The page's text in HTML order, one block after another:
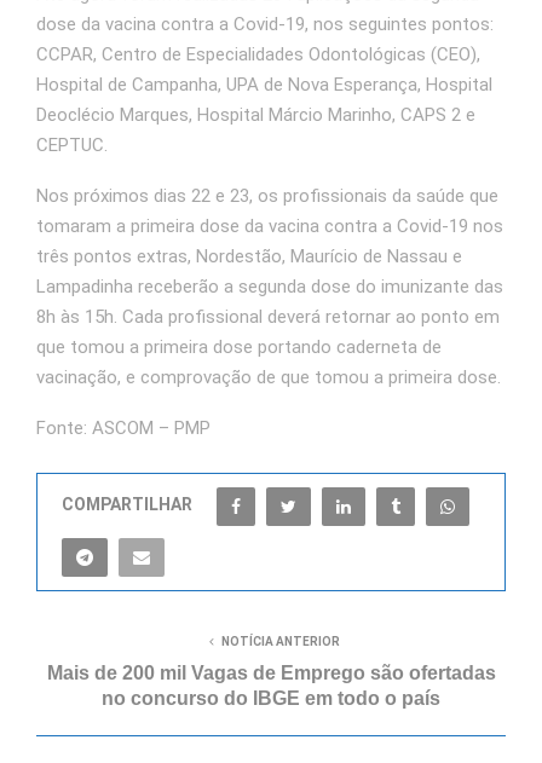
dose da vacina contra a Covid-19, nos seguintes pontos:
CCPAR, Centro de Especialidades Odontológicas (CEO),
Hospital de Campanha, UPA de Nova Esperança, Hospital
Deoclécio Marques, Hospital Márcio Marinho, CAPS 2 e
CEPTUC.
Nos próximos dias 22 e 23, os profissionais da saúde que
tomaram a primeira dose da vacina contra a Covid-19 nos
três pontos extras, Nordestão, Maurício de Nassau e
Lampadinha receberão a segunda dose do imunizante das
8h às 15h. Cada profissional deverá retornar ao ponto em
que tomou a primeira dose portando caderneta de
vacinação, e comprovação de que tomou a primeira dose.
Fonte: ASCOM – PMP
COMPARTILHAR
NOTÍCIA ANTERIOR
Mais de 200 mil Vagas de Emprego são ofertadas
no concurso do IBGE em todo o país